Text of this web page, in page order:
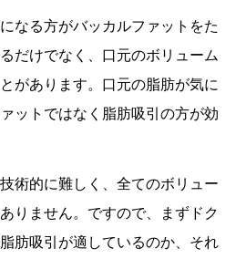
なる方がバッカルファットをた
だけでなく、口元のボリューム
があります。口元の脂肪が気に
ットではなく脂肪吸引の方が効
術的に難しく、全てのボリュー
りません。ですので、まずドク
肪吸引が適しているのか、それ